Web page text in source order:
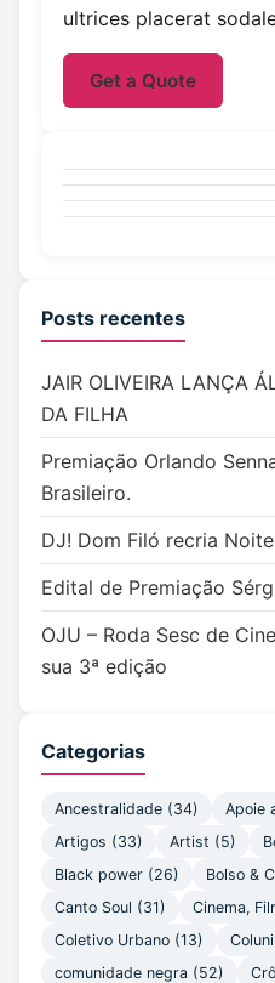
ultrices placerat
Get a Quote
Posts recentes
JAIR OLIVEIRA LANÇA
DA FILHA
Premiação Orlando
Brasileiro.
DJ! Dom Filó recria
Edital de Premiação
OJU – Roda Sesc de
sua 3ª edição
Categorias
Ancestralidade (34) Apoie
Artigos (33) Artist (5)
Black power (26) Bolso &
Canto Soul (31) Cinema,
Coletivo Urbano (13)
comunidade negra (52)